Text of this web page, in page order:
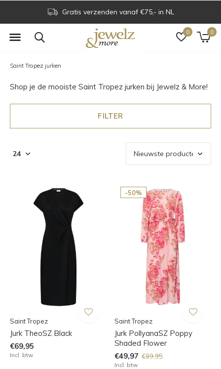
0 0
Gratis verzenden vanaf €75,- in NL
Saint Tropez jurken
Shop je de mooiste Saint Tropez jurken bij Jewelz & More!
FILTER
Saint Tropez
Jurk TheoSZ Black
€69,95
Incl. btw
-50%
Saint Tropez
Jurk PollyanaSZ Poppy
Shaded Flower
€49,97 €99,95
Incl. btw